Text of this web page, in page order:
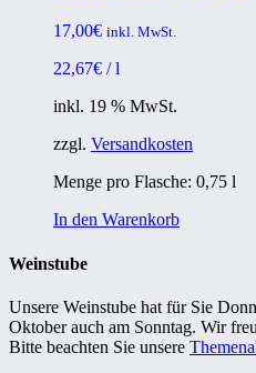
17,00€ inkl. MwSt.
22,67€ /l
inkl. 19 % MwSt.
zzgl. Versandkosten
Menge pro Flasche: 0,75 l
In den Warenkorb
Weinstube
Unsere Weinstube hat für Sie
Oktober auch am Sonntag. Wir
Bitte beachten Sie unsere